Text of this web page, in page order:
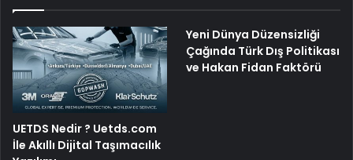
UETDS Nedir ? Uetds.com
İle Akıllı Dijital Taşımacılık
Yeni Dünya Düzensizliği
Çağında Türk Dış Politikası
ve Hakan Fidan Faktörü